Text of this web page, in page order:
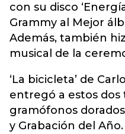
con su disco
Grammy al Mejor
Además, también
musical de la
‘La bicicleta’ de
entregó a estos dos
gramófonos
y Grabación del Año.